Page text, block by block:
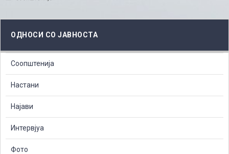
ОДНОСИ СО ЈАВНОСТА
Соопштенија
Настани
Најави
Интервјуа
Фото